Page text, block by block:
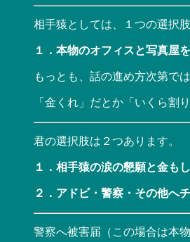
相手猿としては、１つの選択
１．本物のオフィスと写真屋
もっとも、話の進め方次第で
「金くれ」だとか「いくら割
君の選択肢は２つあります。
１．相手猿の涙の懇願と金も
２．アドビ・警察・その他へチ
警察へ被害届（この場合は本